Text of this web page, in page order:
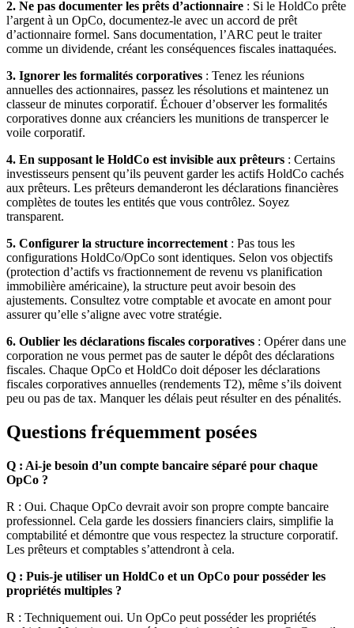
2. Ne pas documenter les prêts d’actionnaire : Si le HoldCo prête
l’argent à un OpCo, documentez-le avec un accord de prêt
d’actionnaire formel. Sans documentation, l’ARC peut le traiter
comme un dividende, créant les conséquences fiscales inattaquées.
3. Ignorer les formalités corporatives : Tenez les réunions
annuelles des actionnaires, passez les résolutions et maintenez un
classeur de minutes corporatif. Échouer d’observer les formalités
corporatives donne aux créanciers les munitions de transpercer le
voile corporatif.
4. En supposant le HoldCo est invisible aux prêteurs : Certains
investisseurs pensent qu’ils peuvent garder les actifs HoldCo cachés
aux prêteurs. Les prêteurs demanderont les déclarations financières
complètes de toutes les entités que vous contrôlez. Soyez
transparent.
5. Configurer la structure incorrectement : Pas tous les
configurations HoldCo/OpCo sont identiques. Selon vos objectifs
(protection d’actifs vs fractionnement de revenu vs planification
immobilière américaine), la structure peut avoir besoin des
ajustements. Consultez votre comptable et avocate en amont pour
assurer qu’elle s’aligne avec votre stratégie.
6. Oublier les déclarations fiscales corporatives : Opérer dans une
corporation ne vous permet pas de sauter le dépôt des déclarations
fiscales. Chaque OpCo et HoldCo doit déposer les déclarations
fiscales corporatives annuelles (rendements T2), même s’ils doivent
peu ou pas de tax. Manquer les délais peut résulter en des pénalités.
Questions fréquemment posées
Q : Ai-je besoin d’un compte bancaire séparé pour chaque
OpCo ?
R : Oui. Chaque OpCo devrait avoir son propre compte bancaire
professionnel. Cela garde les dossiers financiers clairs, simplifie la
comptabilité et démontre que vous respectez la structure corporatif.
Les prêteurs et comptables s’attendront à cela.
Q : Puis-je utiliser un HoldCo et un OpCo pour posséder les
propriétés multiples ?
R : Techniquement oui. Un OpCo peut posséder les propriétés